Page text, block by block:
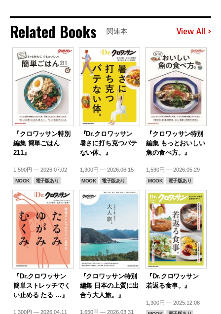
Related Books 関連本 View All
『クロワッサン特別
編集 簡単ごはん
211』
1,590円 — 2026.07.02
MOOK 電子版あり
『Dr.クロワッサン
暑さに打ち克つバテ
ない体。』
1,300円 — 2026.06.15
MOOK 電子版あり
『クロワッサン特別
編集 もっとおいしい
魚の食べ方。』
1,590円 — 2026.05.29
MOOK 電子版あり
『Dr.クロワッサン
簡単ストレッチでく
い止める たる …』
1,300円 — 2026.04.11
『クロワッサン特別
編集 日本の上質に出
合う大人旅。』
1,650円 — 2026.03.31
『Dr.クロワッサン
若返る食事。』
1,300円 — 2025.12.08